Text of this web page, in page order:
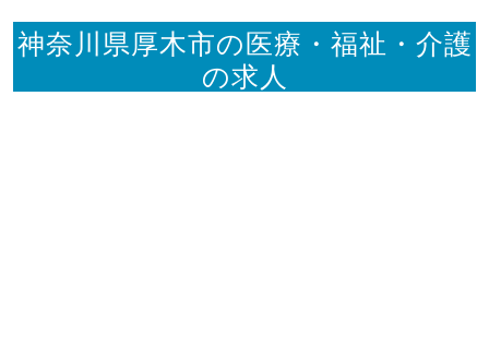
神奈川県厚木市の医療・福祉・介護
の求人